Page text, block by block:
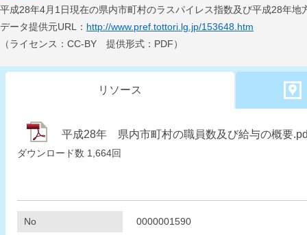
平成28年4月1日現在の県内市町村のラスパイレス指数及び平成28年地
データ提供元URL： http://www.pref.tottori.lg.jp/153648.htm
（ライセンス：CC-BY 提供形式：PDF）
リソース
平成28年 県内市町村の職員数及び給与の概要
ダウンロード数 1,664回
No 0000001590